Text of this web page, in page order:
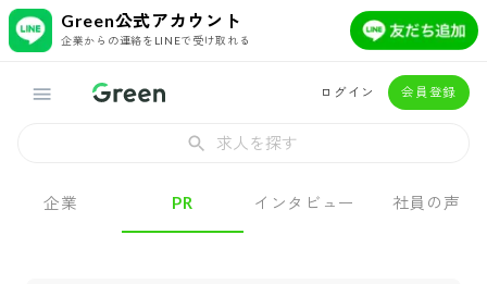
Green公式アカウント
企業からの連絡をLINEで受け取れる
ログイン 会員登録
求人を探す
企業 PR インタビュー 社員の声